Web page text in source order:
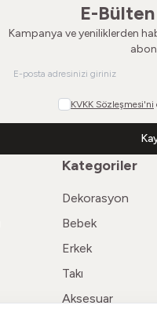
E-
Kampanya ve yeniliklerden
KVKK Sözleşmesi'ni
Kategoriler
Dekorasyon
Bebek
Erkek
Takı
Aksesuar